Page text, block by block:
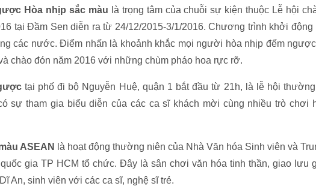
Hòa nhịp sắc màu là trọng tâm của chuỗi sự kiện thuộc Lễ hội
tại Đầm Sen diễn ra từ 24/12/2015-3/1/2016. Chương trình khởi động
các nước. Điểm nhấn là khoảnh khắc mọi người hòa nhịp đếm
chào đón năm 2016 với những chùm pháo hoa rực rỡ.
tại phố đi bộ Nguyễn Huệ, quận 1 bắt đầu từ 21h, là lễ hội
sự tham gia biểu diễn của các ca sĩ khách mời cùng nhiều trò chơi
ASEAN
là hoạt động thường niên của Nhà Văn hóa Sinh viên và
gia TP HCM tổ chức. Đây là sân chơi văn hóa tinh thần, giao lưu
An, sinh viên với các ca sĩ, nghệ sĩ trẻ.